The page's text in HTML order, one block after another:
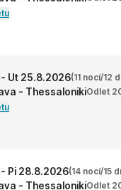
- Ut 25.8.2026(11 nocí/12
- ThessalonikiOdlet
- Pi 28.8.2026(14 nocí/15
- ThessalonikiOdlet